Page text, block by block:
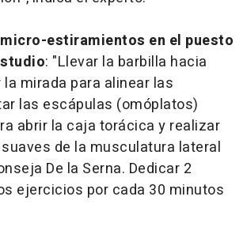
estiramientos en el puesto
: "Llevar la barbilla hacia
mirada para alinear las
las escápulas (omóplatos)
abrir la caja torácica y realizar
de la musculatura lateral
De la Serna. Dedicar 2
ejercicios por cada 30 minutos